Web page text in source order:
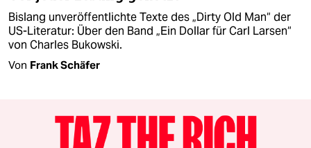
Bislang unveröffentlichte Texte des „Dirty Old Man“ der
US-Literatur: Über den Band „Ein Dollar für Carl Larsen“
von Charles Bukowski.
Von Frank Schäfer